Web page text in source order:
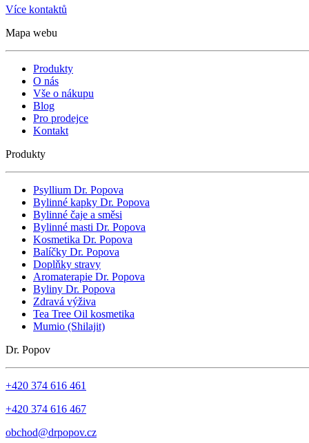
Více kontaktů
Mapa webu
Produkty
O nás
Vše o nákupu
Blog
Pro prodejce
Kontakt
Produkty
Psyllium Dr. Popova
Bylinné kapky Dr. Popova
Bylinné čaje a směsi
Bylinné masti Dr. Popova
Kosmetika Dr. Popova
Balíčky Dr. Popova
Doplňky stravy
Aromaterapie Dr. Popova
Byliny Dr. Popova
Zdravá výživa
Tea Tree Oil kosmetika
Mumio (Shilajit)
Dr. Popov
+420 374 616 461
+420 374 616 467
obchod@drpopov.cz